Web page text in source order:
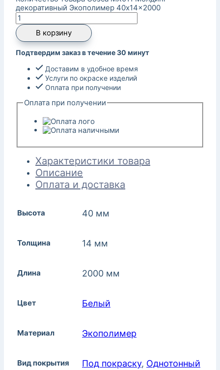
декоративный Экополимер 40x14x2000
В корзину
Подтвердим заказ в течение 30 минут
Доставим в удобное время
Услуги по окраске изделий
Оплата при получении
Оплата при получении
Характеристики товара
Описание
Оплата и доставка
Высота 40 мм
Толщина 14 мм
Длина 2000 мм
Цвет Белый
Материал Экополимер
Вид покрытия Под покраску, Однотонный